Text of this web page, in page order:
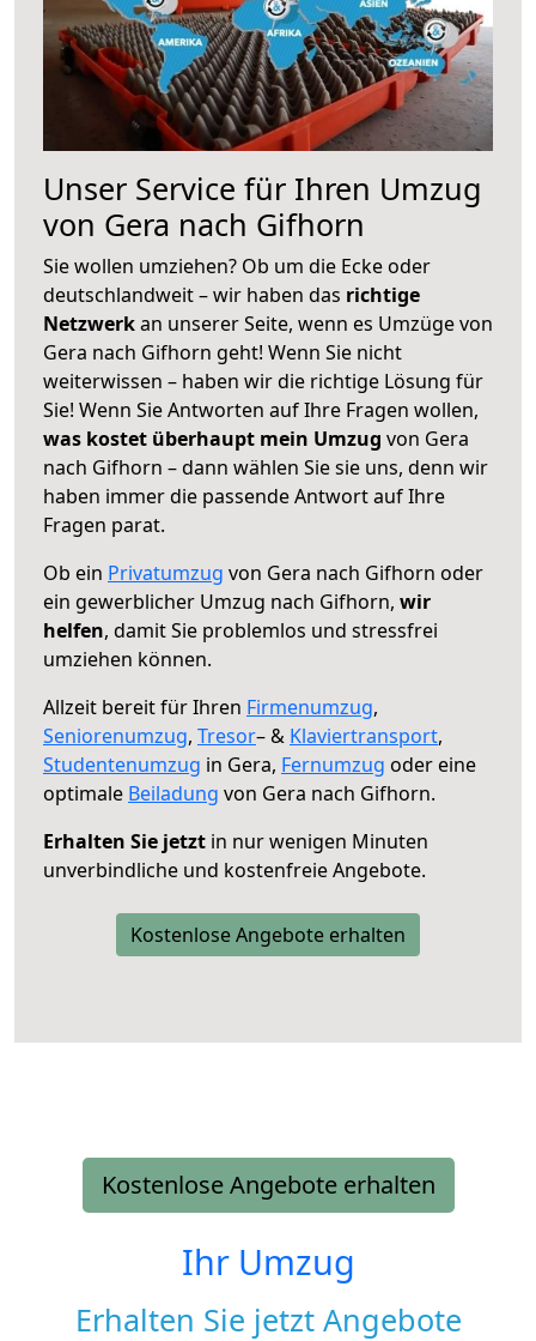
Unser Service für Ihren Umzug
von Gera nach Gifhorn
Sie wollen umziehen? Ob um die Ecke oder
deutschlandweit – wir haben das richtige
Netzwerkan unserer Seite, wenn es Umzüge von
Gera nach Gifhorn geht! Wenn Sie nicht
weiterwissen – haben wir die richtige Lösung für
Sie! Wenn Sie Antworten auf Ihre Fragen wollen,
was kostet überhaupt mein Umzug von Gera
nach Gifhorn – dann wählen Sie sie uns, denn wir
haben immer die passende Antwort auf Ihre
Fragen parat.
Ob ein Privatumzug von Gera nach Gifhorn oder
ein gewerblicher Umzug nach Gifhorn, wir
helfen, damit Sie problemlos und stressfrei
umziehen können.
Allzeit bereit für Ihren Firmenumzug,
Seniorenumzug, Tresor– & Klaviertransport,
Studentenumzug in Gera, Fernumzug oder eine
optimale Beiladung von Gera nach Gifhorn.
Erhalten Sie jetzt in nur wenigen Minuten
unverbindliche und kostenfreie Angebote.
Kostenlose Angebote erhalten
Kostenlose Angebote erhalten
Ihr Umzug
Erhalten Sie jetzt Angebote